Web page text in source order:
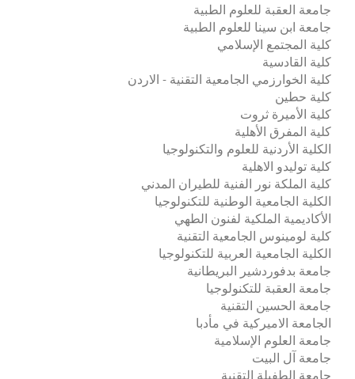
جامعة العقبة للعلوم الطبية
جامعة ابن سينا للعلوم الطبية
كلية المجتمع الإسلامي
كلية القادسية
كلية الخوارزمي الجامعية التقنية - الاردن
كلية حطين
كلية الأميرة ثروت
كلية المفرق الأهلية
الكلية الأردنية للعلوم والتكنولوجيا
كلية توليدو الاهلية
كلية الملكة نور الفنية للطيران المدني
الكلية الجامعية الوطنية للتكنولوجيا
الأكاديمية الملكية لفنون الطهي
كلية لومينوس الجامعية التقنية
الكلية الجامعية العربية للتكنولوجيا
جامعة بدفوردشير البريطانية
جامعة العقبة للتكنولوجيا
جامعة الحسين التقنية
الجامعة الاميركية في مأدبا
جامعة العلوم الإسلامية
جامعة آل البيت
جامعة الطفيلة التقنية